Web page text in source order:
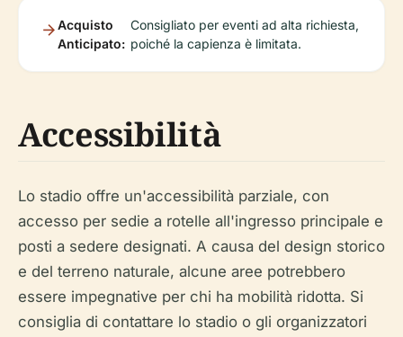
Acquisto
Anticipato:
Consigliato per eventi ad alta richiesta,
poiché la capienza è limitata.
Accessibilità
Lo stadio offre un'accessibilità parziale, con
accesso per sedie a rotelle all'ingresso principale e
posti a sedere designati. A causa del design storico
e del terreno naturale, alcune aree potrebbero
essere impegnative per chi ha mobilità ridotta. Si
consiglia di contattare lo stadio o gli organizzatori